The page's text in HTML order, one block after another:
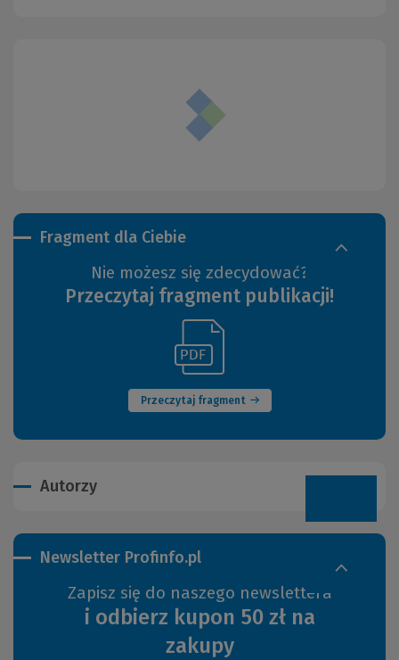
Fragment dla Ciebie
Nie możesz się zdecydować?
Przeczytaj fragment publikacji!
Przeczytaj fragment
(Nowe
okno)
innej
strony)
Autorzy
Newsletter Profinfo.pl
Zapisz się do naszego newslettera
i odbierz kupon 50 zł na
zakupy